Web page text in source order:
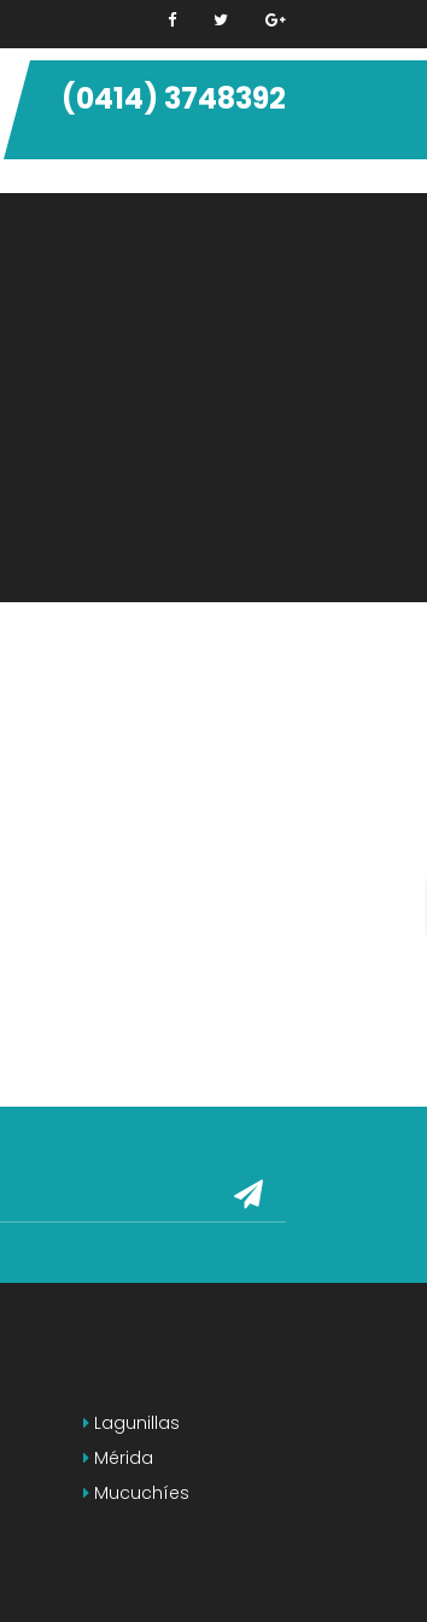
(0414) 3748392
Lagunillas
Mérida
Mucuchíes